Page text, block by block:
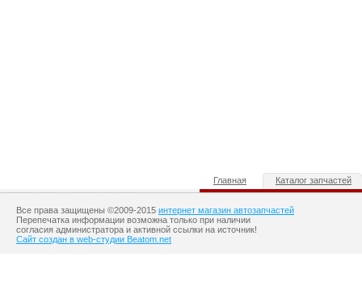
Главная Каталог запчастей
Все права защищены ©2009-2015 интернет магазин автозапчастей
Перепечатка информации возможна только при наличии
согласия администратора и активной ссылки на источник!
Сайт создан в web-студии Beatom.net